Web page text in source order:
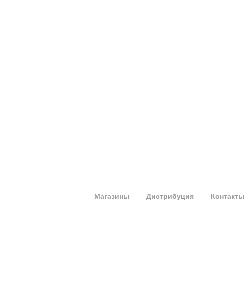
Магазины Дистрибуция Контакты